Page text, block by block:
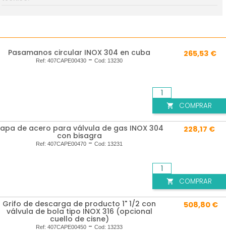
Pasamanos circular INOX 304 en cuba
Ref: 407CAPE00430 - Cod: 13230
265,53 €
 COMPRAR
de acero para válvula de gas INOX 304
con bisagra
Ref: 407CAPE00470 -Cod: 13231
228,17 €
 COMPRAR
Grifo de descarga de producto 1" 1/2 con
válvula de bola tipo INOX 316 (opcional
cuello de cisne)
Ref: 407CAPE00450 - Cod: 13233
508,80 €